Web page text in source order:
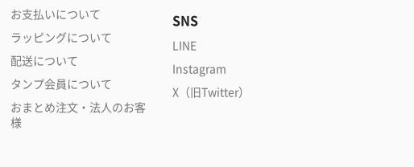
お支払いについて
ラッピングについて
配送について
タンプ会員について
おまとめ注文・法人のお客
様
SNS
LINE
Instagram
X（旧Twitter）